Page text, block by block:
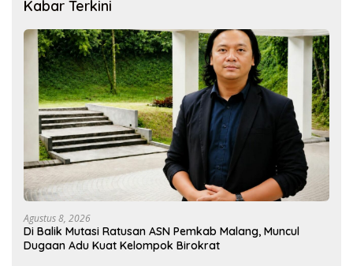
Kabar Terkini
Agustus 8, 2026
Di Balik Mutasi Ratusan ASN Pemkab Malang, Muncul
Dugaan Adu Kuat Kelompok Birokrat